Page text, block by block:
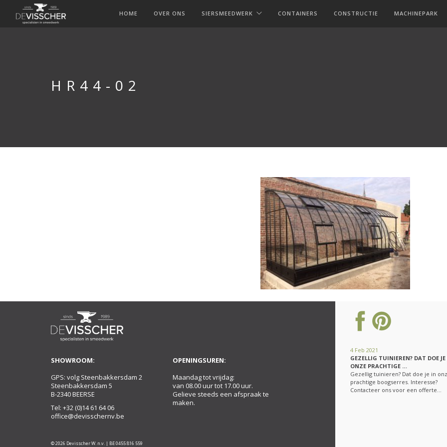
HOME OVER ONS SIERSMEEDWERK CONTAINERS CONSTRUCTIE MACHINEPARK
HR44-02
SHOWROOM:
GPS: volg Steenbakkersdam 2
Steenbakkersdam 5
B-2340 BEERSE
Tel: +32 (0)14 61 64 06
office@devisschernv.be
© 2026 Devisscher W. n.v. | BE 0455 816 559
OPENINGSUREN:
Maandag tot vrijdag:
van 08.00 uur tot 17.00 uur.
Gelieve steeds een afspraak te
maken.
4 Feb 2021
GEZELLIG TUINIEREN? DAT DOE
ONZE PRACHTIGE …
Gezellig tuinieren? Dat doe je in
prachtige boogserres. Interesse?
Contacteer ons voor een offerte…